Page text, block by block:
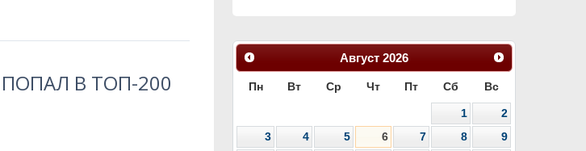
В ТОП-200
Август 2026
Пн Вт Ср Чт Пт Сб Вс
1
2
3
4 5 6 7 8
9